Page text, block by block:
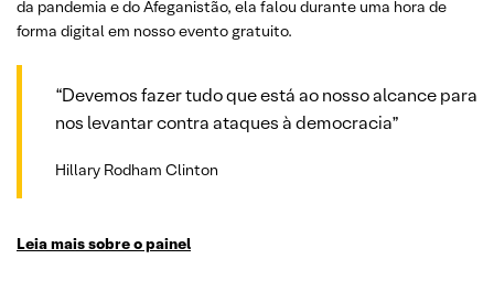
da pandemia e do Afeganistão, ela falou durante uma hora de
forma digital em nosso evento gratuito.
“Devemos fazer tudo que está ao nosso alcance para
nos levantar contra ataques à democracia”
Hillary Rodham Clinton
Leia mais sobre o painel